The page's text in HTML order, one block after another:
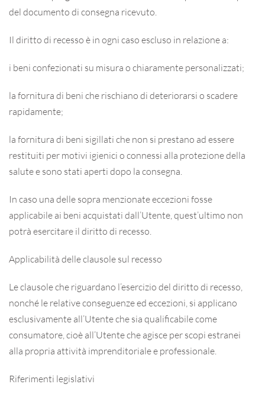
del documento di consegna ricevuto.
Il diritto di recesso è in ogni caso escluso in relazione a:
i beni confezionati su misura o chiaramente personalizzati;
la fornitura di beni che rischiano di deteriorarsi o scadere
rapidamente;
la fornitura di beni sigillati che non si prestano ad essere
restituiti per motivi igienici o connessi alla protezione della
salute e sono stati aperti dopo la consegna.
In caso una delle sopra menzionate eccezioni fosse
applicabile ai beni acquistati dall’Utente, quest’ultimo non
potrà esercitare il diritto di recesso.
Applicabilità delle clausole sul recesso
Le clausole che riguardano l’esercizio del diritto di recesso,
nonché le relative conseguenze ed eccezioni, si applicano
esclusivamente all’Utente che sia qualificabile come
consumatore, cioè all’Utente che agisce per scopi estranei
alla propria attività imprenditoriale e professionale.
Riferimenti legislativi